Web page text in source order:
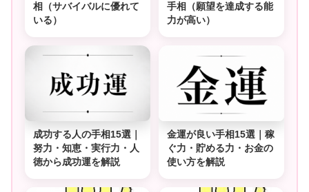
相（サバイバルに優れて
いる）
手相（願望を達成する能
力が高い）
成功する人の手相15選｜
努力・知恵・実行力・人
徳から成功運を解説
金運が良い手相15選｜稼
ぐ力・貯める力・お金の
使い方を解説